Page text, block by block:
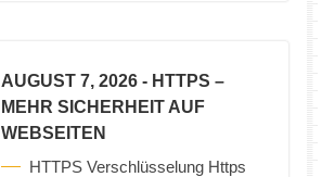
AUGUST 7, 2026 - HTTPS –
MEHR SICHERHEIT AUF
WEBSEITEN
HTTPS Verschlüsselung Https